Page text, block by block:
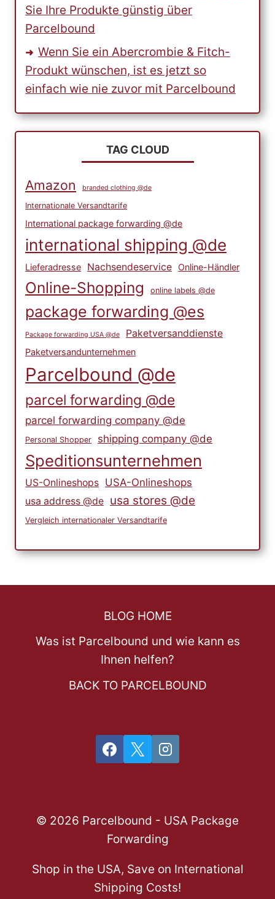
Sie Ihre Produkte günstig über
Parcelbound
Wenn Sie ein Abercrombie & Fitch-
Produkt wünschen, ist es jetzt so
einfach wie nie zuvor mit Parcelbound
TAG CLOUD
Amazon branded clothing @de
Internationale Versandtarife
International package forwarding @de
international shipping @de
Lieferadresse Nachsendeservice Online-Händler
Online-Shopping online labels @de
package forwarding @es
Package forwarding USA @de Paketversanddienste
Paketversandunternehmen
Parcelbound @de
parcel forwarding @de
parcel forwarding company @de
Personal Shopper shipping company @de
Speditionsunternehmen
US-Onlineshops USA-Onlineshops
usa address @de usa stores @de
Vergleich internationaler Versandtarife
BLOG HOME
Was ist Parcelbound und wie kann es
Ihnen helfen?
BACK TO PARCELBOUND
© 2026 Parcelbound - USA Package
Forwarding
Shop in the USA, Save on International
Shipping Costs!